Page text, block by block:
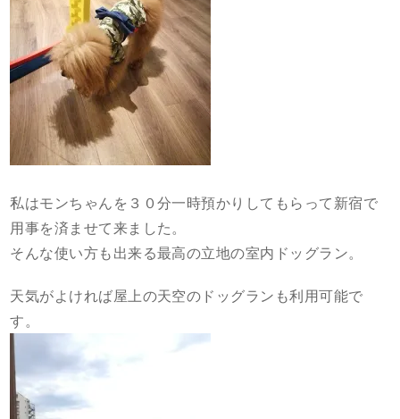
私はモンちゃんを３０分一時預かりしてもらって新宿で
用事を済ませて来ました。
そんな使い方も出来る最高の立地の室内ドッグラン。
天気がよければ屋上の天空のドッグランも利用可能で
す。